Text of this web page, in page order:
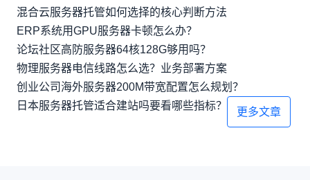
混合云服务器托管如何选择的核心判断方法
ERP系统用GPU服务器卡顿怎么办？
论坛社区高防服务器64核128G够用吗？
物理服务器电信线路怎么选？业务部署方案
创业公司海外服务器200M带宽配置怎么规划？
日本服务器托管适合建站吗要看哪些指标？
更多文章